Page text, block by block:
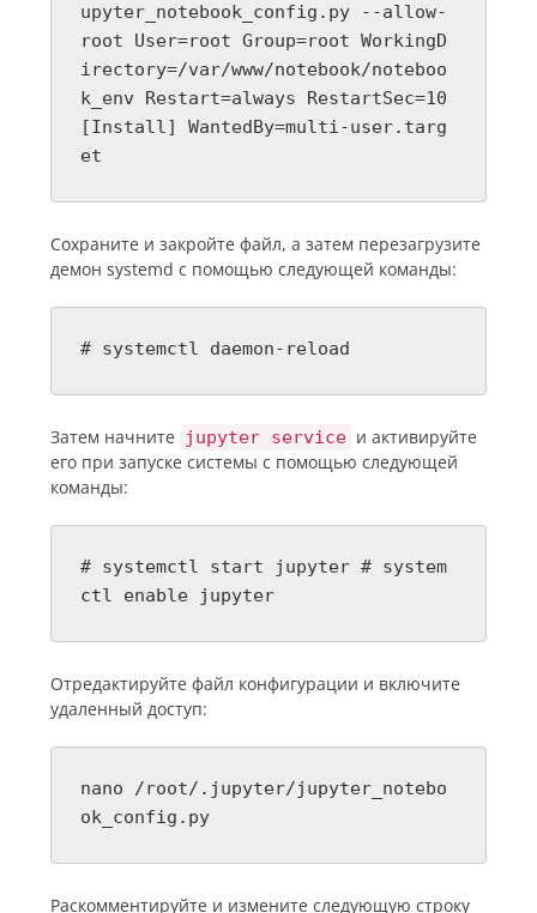
upyter_notebook_config.py --allow-
root User=root Group=root WorkingD
irectory=/var/www/notebook/noteboo
k_env Restart=always RestartSec=10
[Install] WantedBy=multi-user.targ
et
Сохраните и закройте файл, а затем перезагрузите
демон systemd с помощью следующей команды:
# systemctl daemon-reload
Затем начните jupyter service и активируйте
его при запуске системы с помощью следующей
команды:
# systemctl start jupyter # system
ctl enable jupyter
Отредактируйте файл конфигурации и включите
удаленный доступ:
nano /root/.jupyter/jupyter_notebo
ok_config.py
Раскомментируйте и измените следующую строку